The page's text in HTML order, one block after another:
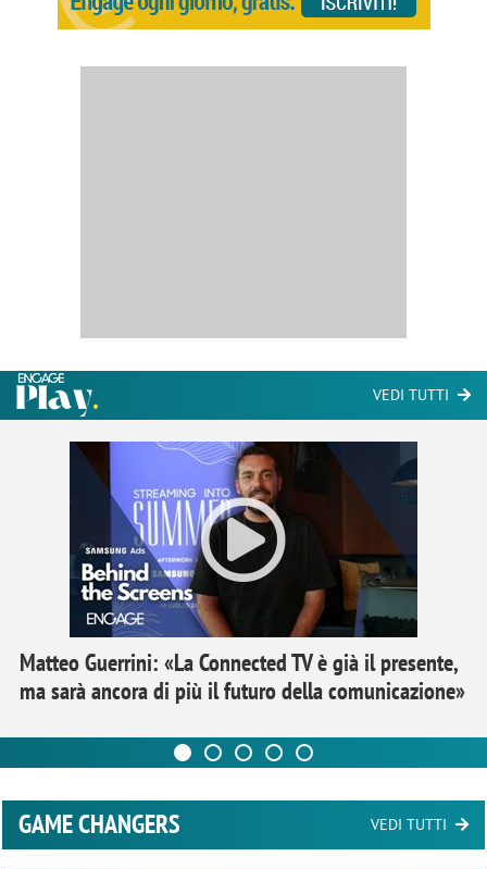
VEDI TUTTI
Matteo Guerrini: «La Connected TV è già il presente,
ma sarà ancora di più il futuro della comunicazione»
GAME CHANGERS VEDI TUTTI